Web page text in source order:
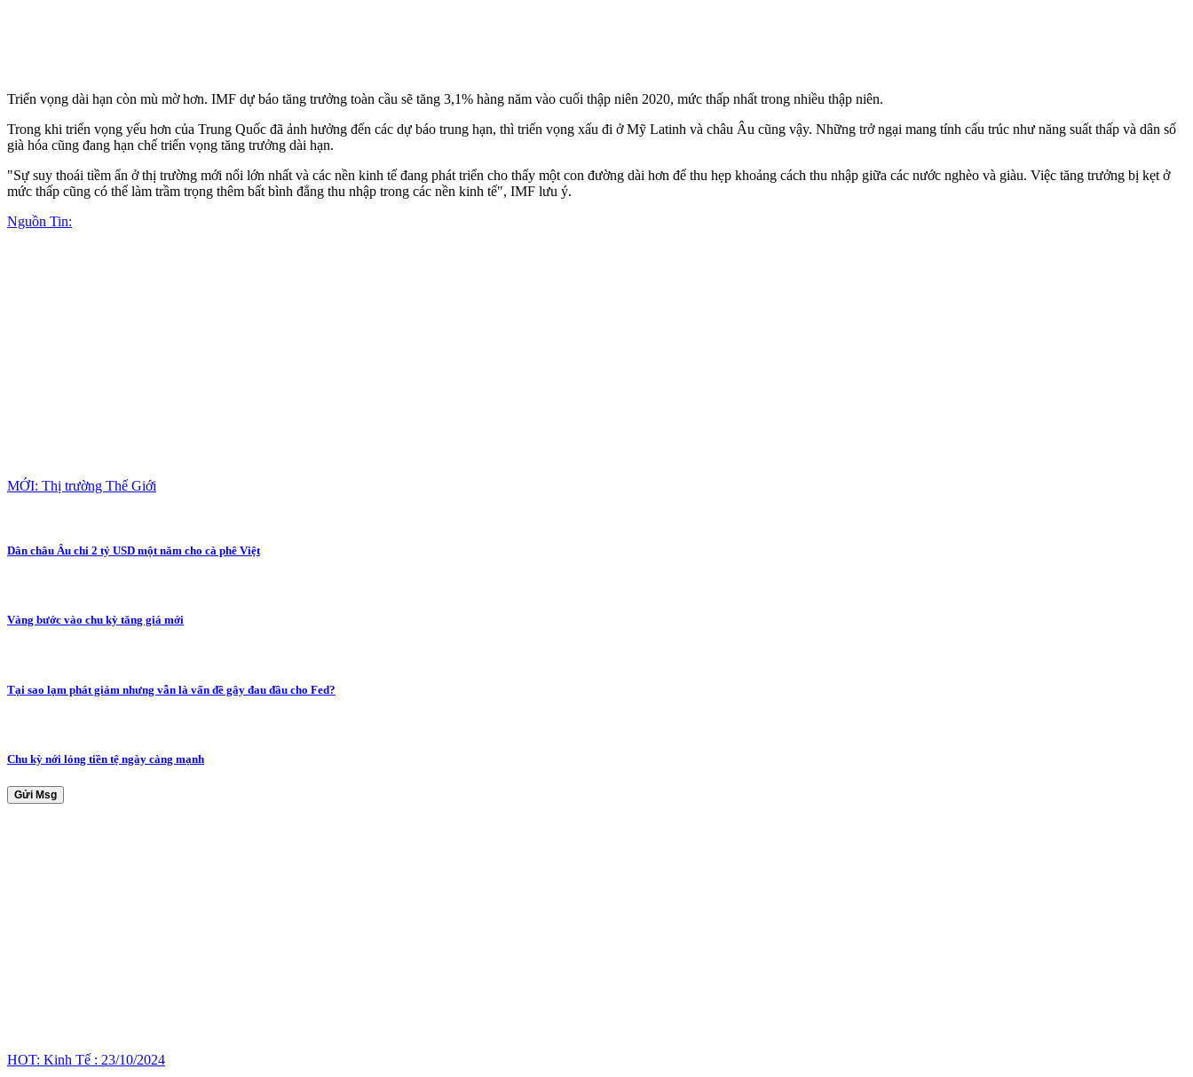
Triển vọng dài hạn còn mù mờ hơn. IMF dự báo tăng trưởng toàn cầu sẽ tăng 3,1% hàng năm vào cuối thập niên 2020, mức thấp nhất trong nhiều thập niên.
Trong khi triển vọng yếu hơn của Trung Quốc đã ảnh hưởng đến các dự báo trung hạn, thì triển vọng xấu đi ở Mỹ Latinh và châu Âu cũng vậy. Những trở ngại mang tính cấu trúc như năng suất thấp và dân số
già hóa cũng đang hạn chế triển vọng tăng trưởng dài hạn.
"Sự suy thoái tiềm ẩn ở thị trường mới nổi lớn nhất và các nền kinh tế đang phát triển cho thấy một con đường dài hơn để thu hẹp khoảng cách thu nhập giữa các nước nghèo và giàu. Việc tăng trưởng bị kẹt ở
mức thấp cũng có thể làm trầm trọng thêm bất bình đẳng thu nhập trong các nền kinh tế", IMF lưu ý.
Nguồn Tin:
MỚI: Thị trường Thế Giới
Dân châu Âu chi 2 tỷ USD một năm cho cà phê Việt
Vàng bước vào chu kỳ tăng giá mới
Tại sao lạm phát giảm nhưng vẫn là vấn đề gây đau đầu cho Fed?
Chu kỳ nới lỏng tiền tệ ngày càng mạnh
Gửi Msg
HOT: Kinh Tế : 23/10/2024